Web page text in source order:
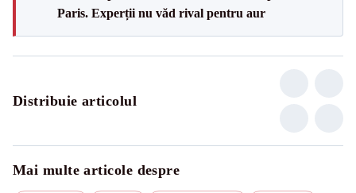
Paris. Experții nu văd rival pentru aur
Distribuie articolul
Mai multe articole despre